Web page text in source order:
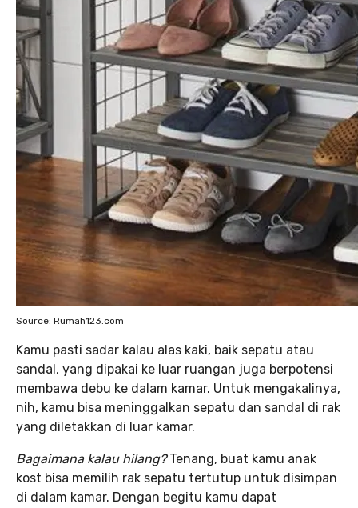
Source: Rumah123.com
Kamu pasti sadar kalau alas kaki, baik sepatu atau
sandal, yang dipakai ke luar ruangan juga berpotensi
membawa debu ke dalam kamar. Untuk mengakalinya,
nih, kamu bisa meninggalkan sepatu dan sandal di rak
yang diletakkan di luar kamar.
Bagaimana kalau hilang?Tenang, buat kamu anak
kost bisa memilih rak sepatu tertutup untuk disimpan
di dalam kamar. Dengan begitu kamu dapat